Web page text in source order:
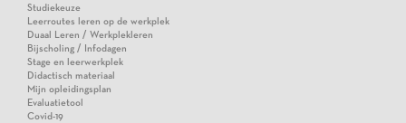
Studiekeuze
Leerroutes leren op de werkplek
Duaal Leren / Werkplekleren
Bijscholing / Infodagen
Stage en leerwerkplek
Didactisch materiaal
Mijn opleidingsplan
Evaluatietool
Covid-19